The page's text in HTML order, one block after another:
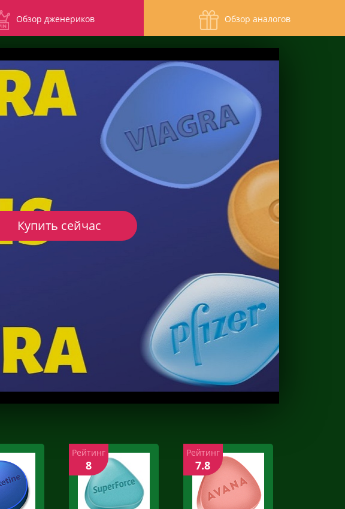
Обзор дженериков Обзор аналогов
Купить сейчас
Рейтинг
8
Рейтинг
7.8